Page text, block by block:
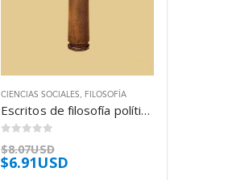
CIENCIAS SOCIALES FILOSOFÍA
Escritos de filosofía política (1) – Mijail Bakunin
$8.07USD
$6.91USD